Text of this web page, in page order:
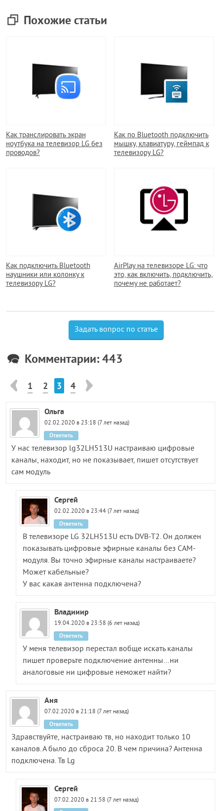
Похожие статьи
Как транслировать экран
ноутбука на телевизор LG без
проводов?
Как по Bluetooth подключить
мышку, клавиатуру, геймпад к
телевизору LG?
Как подключить Bluetooth
наушники или колонку к
телевизору LG?
AirPlay на телевизоре LG: что
это, как включить, подключить,
почему не работает?
Задать вопрос по статье
Комментарии: 443
1 2 3 4
Ольга
02.02.2020 в 23:18 (7 лет назад)
У нас телевизор lg32LH513U настраиваю цифровые
каналы, находит, но не показывает, пишет отсутствует
сам модуль
Ответить
Сергей
02.02.2020 в 23:44 (7 лет назад)
В телевизоре LG 32LH513U есть DVB-T2. Он должен
показывать цифровые эфирные каналы без CAM-
модуля. Вы точно эфирные каналы настраиваете?
Может кабельные?
У вас какая антенна подключена?
Ответить
Владииир
19.04.2020 в 23:58 (6 лет назад)
У меня телевизор перестал вобще искать каналы
пишет проверьте подключение антенны…ни
аналоговые ни цифровые неможет найти?
Ответить
Аня
07.02.2020 в 21:18 (7 лет назад)
Здравствуйте, настраиваю тв, но находит только 10
каналов. А было до сброса 20. В чем причина? Антенна
подключена. Тв Lg
Ответить
Сергей
07.02.2020 в 21:58 (7 лет назад)